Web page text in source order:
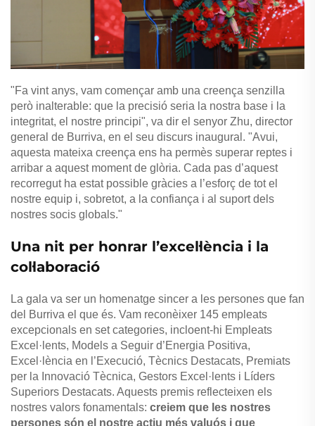
"Fa vint anys, vam començar amb una creença senzilla
però inalterable: que la precisió seria la nostra base i la
integritat, el nostre principi", va dir el senyor Zhu, director
general de Burriva, en el seu discurs inaugural. "Avui,
aquesta mateixa creença ens ha permès superar reptes i
arribar a aquest moment de glòria. Cada pas d’aquest
recorregut ha estat possible gràcies a l’esforç de tot el
nostre equip i, sobretot, a la confiança i al suport dels
nostres socis globals."
Una nit per honrar l’excel·lència i la
col·laboració
La gala va ser un homenatge sincer a les persones que fan
del Burriva el que és. Vam reconèixer 145 empleats
excepcionals en set categories, incloent-hi Empleats
Excel·lents, Models a Seguir d’Energia Positiva,
Excel·lència en l’Execució, Tècnics Destacats, Premiats
per la Innovació Tècnica, Gestors Excel·lents i Líders
Superiors Destacats. Aquests premis reflecteixen els
nostres valors fonamentals: creiem que les nostres
persones són el nostre actiu més valuós i que